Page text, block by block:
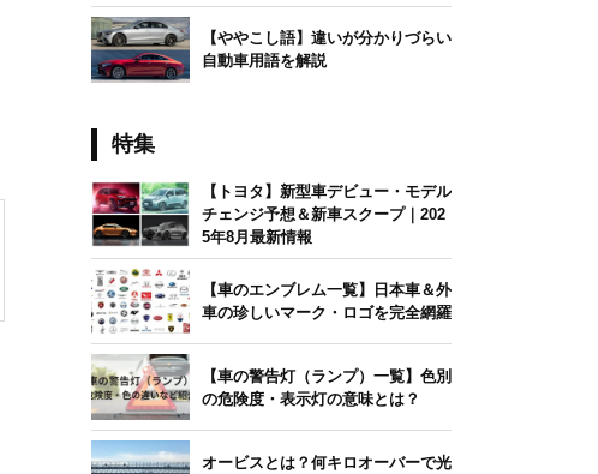
【ややこし語】違いが分かりづらい
自動車用語を解説
特集
【トヨタ】新型車デビュー・モデル
チェンジ予想＆新車スクープ｜202
5年8月最新情報
【車のエンブレム一覧】日本車＆外
車の珍しいマーク・ロゴを完全網羅
【車の警告灯（ランプ）一覧】色別
の危険度・表示灯の意味とは？
オービスとは？何キロオーバーで光